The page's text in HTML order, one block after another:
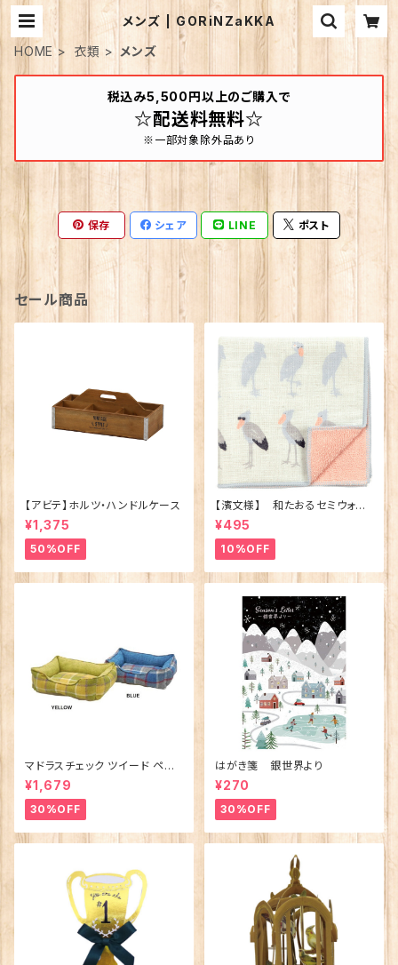
メンズ | GORiNZaKKA
HOME
衣類 メンズ
税込み5,500円以上のご購入で
☆配送料無料☆
※一部対象除外品あり
保存 シェア LINE ポスト
セール商品
【アビテ】ホルツ・ハンドルケース
¥1,375
50%OFF
【濱文様】 和たおるセミウォッ
シュ ごきげんハシビロコウ
(日本製)
¥495
10%OFF
マドラスチェック ツイード ペット
ベッド（犬猫用）M
¥1,679
30%OFF
はがき箋 銀世界より
¥270
30%OFF